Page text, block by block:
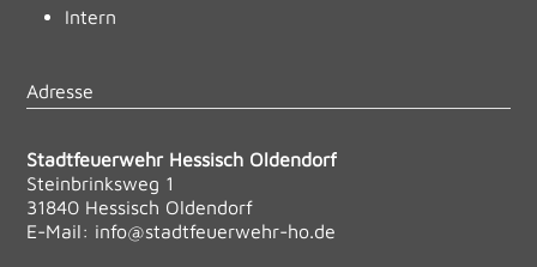
Intern
Adresse
Stadtfeuerwehr Hessisch Oldendorf
Steinbrinksweg 1
31840 Hessisch Oldendorf
E-Mail: info@stadtfeuerwehr-ho.de